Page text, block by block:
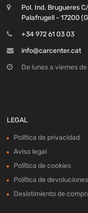
Pol. Ind. Brugueres
Palafrugell - 17200
+34 972 61 03 03
info@carcenter.cat
De lunes a viernes
LEGAL
Política de privacidad
Aviso legal
Política de cookies
Política de
Desistimiento de